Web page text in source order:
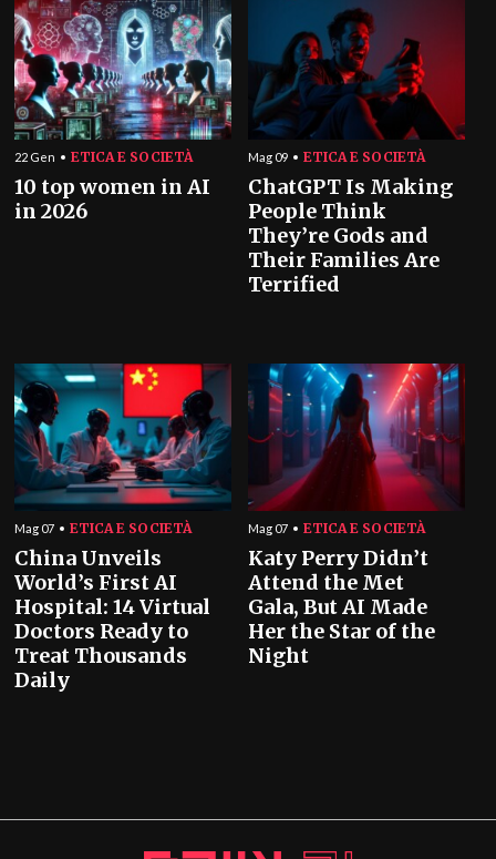
22 Gen ETICA E SOCIETÀ
10 top women in AI
in 2026
Mag 09 ETICA E SOCIETÀ
ChatGPT Is Making
People Think
They’re Gods and
Their Families Are
Terrified
Mag 07 ETICA E SOCIETÀ
China Unveils
World’s First AI
Hospital: 14 Virtual
Doctors Ready to
Treat Thousands
Daily
Mag 07 ETICA E SOCIETÀ
Katy Perry Didn’t
Attend the Met
Gala, But AI Made
Her the Star of the
Night